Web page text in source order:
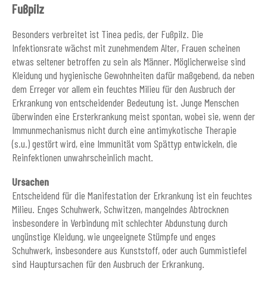
Fußpilz
Besonders verbreitet ist Tinea pedis, der Fußpilz. Die
Infektionsrate wächst mit zunehmendem Alter, Frauen scheinen
etwas seltener betroffen zu sein als Männer. Möglicherweise sind
Kleidung und hygienische Gewohnheiten dafür maßgebend, da neben
dem Erreger vor allem ein feuchtes Milieu für den Ausbruch der
Erkrankung von entscheidender Bedeutung ist. Junge Menschen
überwinden eine Ersterkrankung meist spontan, wobei sie, wenn der
Immunmechanismus nicht durch eine antimykotische Therapie
(s.u.) gestört wird, eine Immunität vom Spättyp entwickeln, die
Reinfektionen unwahrscheinlich macht.
Ursachen
Entscheidend für die Manifestation der Erkrankung ist ein feuchtes
Milieu. Enges Schuhwerk, Schwitzen, mangelndes Abtrocknen
insbesondere in Verbindung mit schlechter Abdunstung durch
ungünstige Kleidung, wie ungeeignete Stümpfe und enges
Schuhwerk, insbesondere aus Kunststoff, oder auch Gummistiefel
sind Hauptursachen für den Ausbruch der Erkrankung.